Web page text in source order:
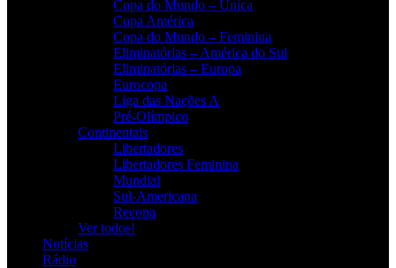
Copa do Mundo – Única
Copa América
Copa do Mundo – Feminina
Eliminatórias – América do Sul
Eliminatórias – Europa
Eurocopa
Liga das Nações A
Pré-Olímpico
Continentais
Libertadores
Libertadores Feminina
Mundial
Sul-Americana
Recopa
Ver todos!
Notícias
Rádio